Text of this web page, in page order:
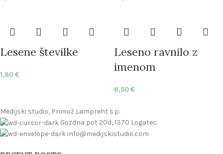
Lesene številke
1,80€
Leseno ravnilo z
imenom
6,50€
Medijski studio, Primož Lampreht s.p.
Gozdna pot 20d, 1370 Logatec
info@medijskistudio.com